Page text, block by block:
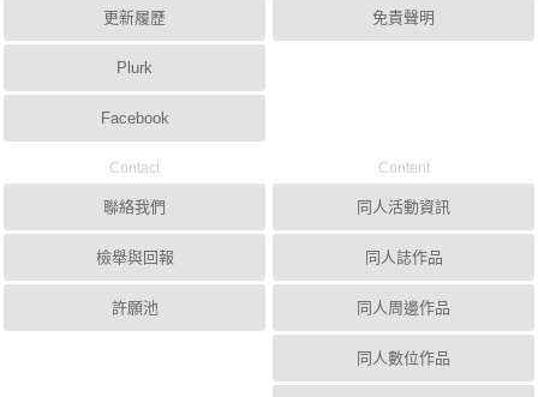
更新履歷
Plurk
Facebook
免責聲明
Contact
聯絡我們
檢舉與回報
許願池
Content
同人活動資訊
同人誌作品
同人周邊作品
同人數位作品